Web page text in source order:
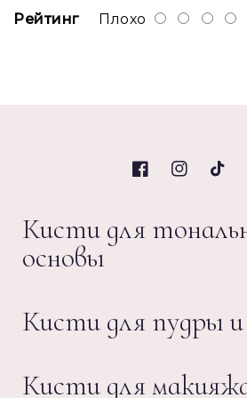
РейтингПлохо
FacebookInstagram
Кисти для
основы
Кисть Zoeva 103
Кисть Zoeva 103
Кисти для пудры
Кисти для